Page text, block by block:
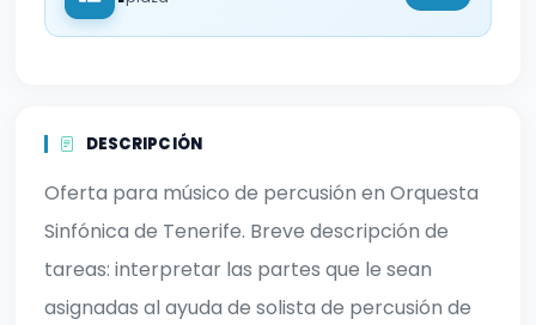
DESCRIPCIÓN
Oferta para músico de percusión en Orquesta
Sinfónica de Tenerife. Breve descripción de
tareas: interpretar las partes que le sean
asignadas al ayuda de solista de percusión de